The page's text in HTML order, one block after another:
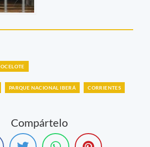
OCELOTE
PARQUE NACIONAL IBERÁ CORRIENTES
Compártelo